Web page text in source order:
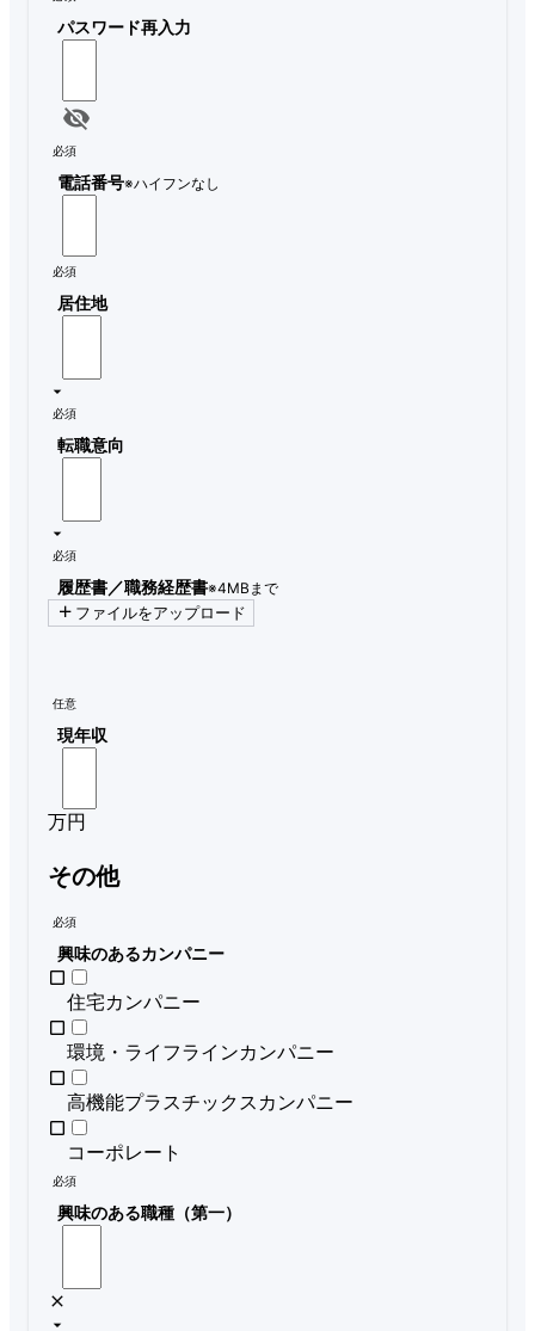
パスワード再入力
必須
電話番号※ハイフンなし
必須
居住地
必須
転職意向
必須
履歴書／職務経歴書※4MBまで
ファイルをアップロード
任意
現年収
万円
その他
必須
興味のあるカンパニー
住宅カンパニー
環境・ライフラインカンパニー
高機能プラスチックスカンパニー
コーポレート
必須
興味のある職種（第一）